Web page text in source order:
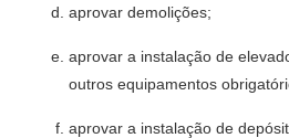
aprovar demolições;
aprovar a instalação de
outros equipa­mentos
aprovar a instalação de